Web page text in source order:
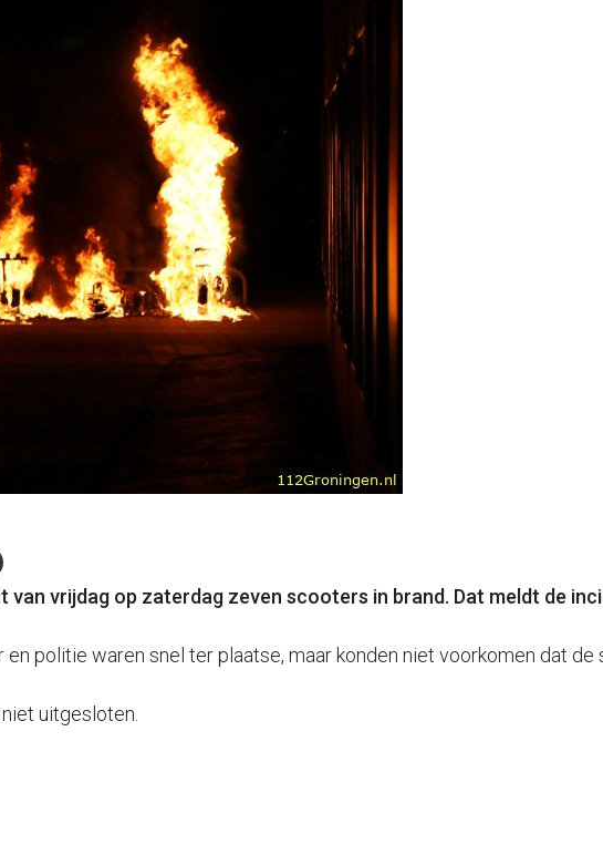
vrijdag op zaterdag zeven scooters in brand. Dat meldt de
politie waren snel ter plaatse, maar konden niet voorkomen dat
uitgesloten.